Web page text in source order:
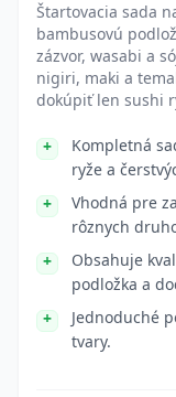
Štartovacia sada
bambusovú
zázvor, wasabi a
nigiri, maki a
dokúpiť len sushi
Kompletná
ryže a
Vhodná pre
rôznych
Obsahuje
podložka a
Jednoduché
tvary.